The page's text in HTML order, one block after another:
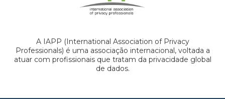
A IAPP (International Association of Privacy
Professionals) é uma associação internacional, voltada a
atuar com profissionais que tratam da privacidade global
de dados.